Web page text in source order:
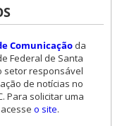
Comunicaçãoda
Federal de Santa
setor responsável
de notícias no
Para solicitar uma
o site.